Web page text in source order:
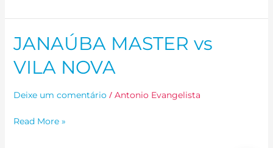
JANAÚBA MASTER vs
VILA NOVA
Deixe um comentário / Antonio Evangelista
JANAÚBA
MASTER
vs
NOVA
Read More »